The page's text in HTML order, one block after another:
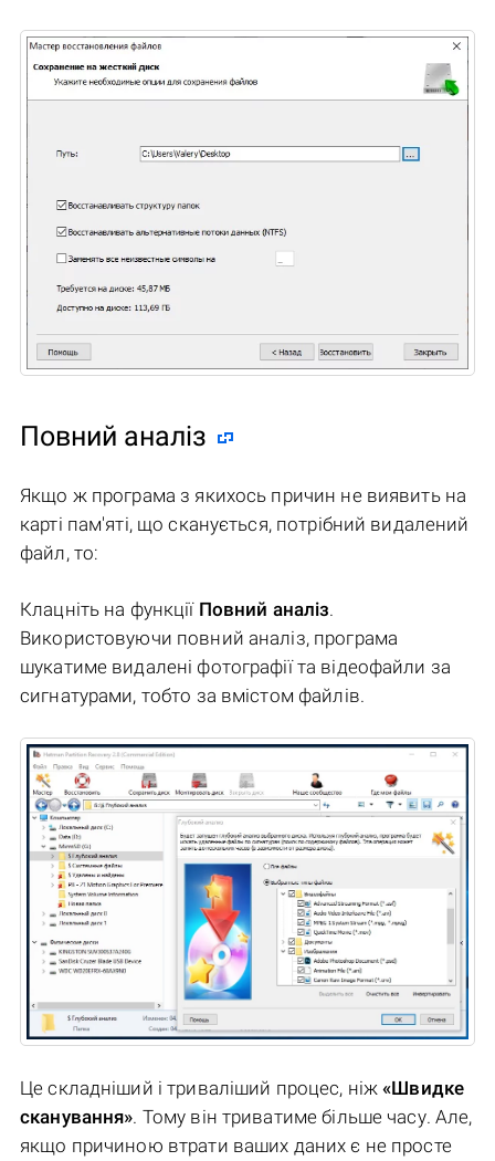
Повний аналіз
Якщо ж програма з якихось причин не виявить на
карті пам'яті, що сканується, потрібний видалений
файл, то:
Клацніть на функції Повний аналіз.
Використовуючи повний аналіз, програма
шукатиме видалені фотографії та відеофайли за
сигнатурами, тобто за вмістом файлів.
Це складніший і триваліший процес, ніж«Швидке
сканування». Тому він триватиме більше часу. Але,
якщо причиною втрати ваших даних є не просте